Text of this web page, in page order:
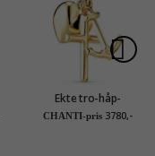
Ekte tro-håp-
kjærlighet anheng i 9
CHANTI-pris 3780,-